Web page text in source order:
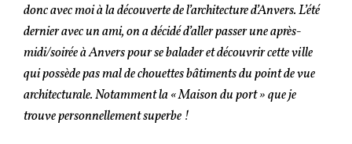
donc avec moi à la découverte de l’architecture d’Anvers. L’été
dernier avec un ami, on a décidé d’aller passer une après-
midi/soirée à Anvers pour se balader et découvrir cette ville
qui possède pas mal de chouettes bâtiments du point de vue
architecturale. Notamment la « Maison du port » que je
trouve personnellement superbe !